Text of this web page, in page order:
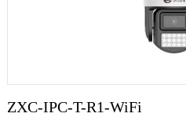
ZXC-IPC-T-R1-WiFi